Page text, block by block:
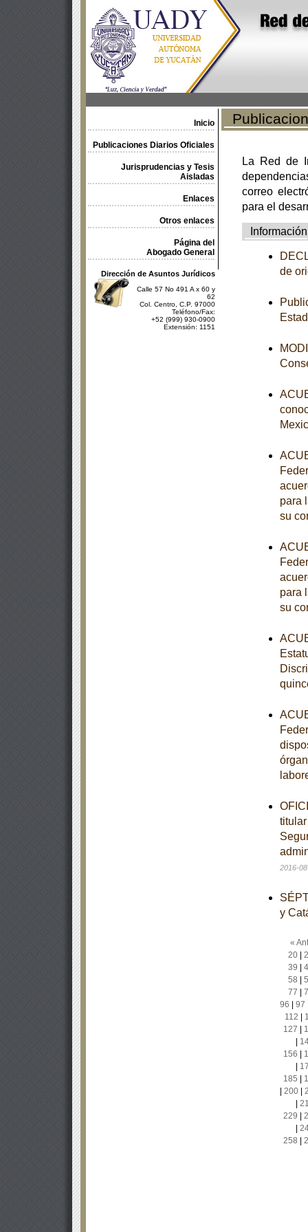
Inicio
Publicaciones Diarios Oficiales
Jurisprudencias y Tesis
Aisladas
Enlaces
Otros enlaces
Página del
Abogado General
Dirección de Asuntos Jurídicos
Calle 57 No 491 A x 60 y
62
Col. Centro, C.P. 97000
Teléfono/Fax:
+52 (999) 930-0900
Extensión: 1151
La Red de
correo
para el
Información
de
para
su
para
su
2016-
y
«
20|
39
58
77
96
97
112
127
156
185
200|
229
258